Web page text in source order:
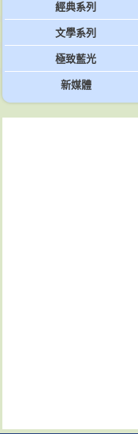
經典系列
文學系列
極致藍光
新媒體